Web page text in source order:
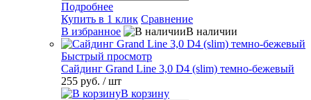
Подробнее
Купить в 1 клик Сравнение
В избранное
В наличии
Быстрый просмотр
Сайдинг Grand Line 3,0 D4 (slim) темно-бежевый
255 руб. / шт
В корзину